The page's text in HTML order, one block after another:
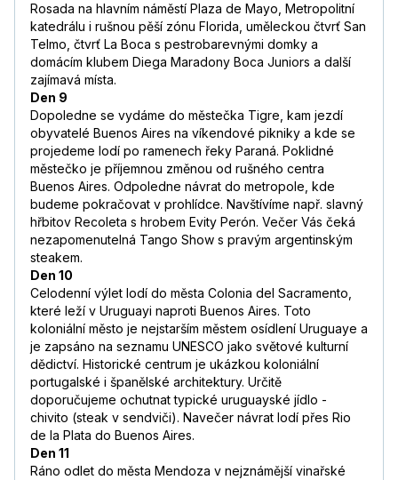
Rosada na hlavním náměstí Plaza de Mayo, Metropolitní
katedrálu i rušnou pěší zónu Florida, uměleckou čtvrť San
Telmo, čtvrť La Boca s pestrobarevnými domky a
domácím klubem Diega Maradony Boca Juniors a další
zajímavá místa.
Den 9
Dopoledne se vydáme do městečka Tigre, kam jezdí
obyvatelé Buenos Aires na víkendové pikniky a kde se
projedeme lodí po ramenech řeky Paraná. Poklidné
městečko je příjemnou změnou od rušného centra
Buenos Aires. Odpoledne návrat do metropole, kde
budeme pokračovat v prohlídce. Navštívíme např. slavný
hřbitov Recoleta s hrobem Evity Perón. Večer Vás čeká
nezapomenutelná Tango Show s pravým argentinským
steakem.
Den 10
Celodenní výlet lodí do města Colonia del Sacramento,
které leží v Uruguayi naproti Buenos Aires. Toto
koloniální město je nejstarším městem osídlení Uruguaye a
je zapsáno na seznamu UNESCO jako světové kulturní
dědictví. Historické centrum je ukázkou koloniální
portugalské i španělské architektury. Určitě
doporučujeme ochutnat typické uruguayské jídlo -
chivito (steak v sendviči). Navečer návrat lodí přes Rio
de la Plata do Buenos Aires.
Den 11
Ráno odlet do města Mendoza v nejznámější vinařské